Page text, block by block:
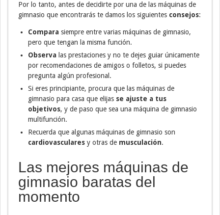
Por lo tanto, antes de decidirte por una de las máquinas de
gimnasio que encontrarás te damos los siguientes consejos:
Compara siempre entre varias máquinas de gimnasio,
pero que tengan la misma función.
Observa las prestaciones y no te dejes guiar únicamente
por recomendaciones de amigos o folletos, si puedes
pregunta algún profesional.
Si eres principiante, procura que las máquinas de
gimnasio para casa que elijas se ajuste a tus
objetivos, y de paso que sea una máquina de gimnasio
multifunción.
Recuerda que algunas máquinas de gimnasio son
cardiovasculares y otras de musculación.
Las mejores máquinas de
gimnasio baratas del
momento